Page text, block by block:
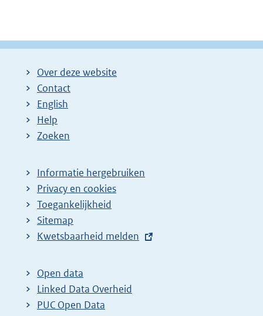
Over deze website
Contact
English
Help
Zoeken
Informatie hergebruiken
Privacy en cookies
Toegankelijkheid
Sitemap
E
t
e
r
Kwetsbaarheid melden
Open data
Linked Data Overheid
PUC Open Data